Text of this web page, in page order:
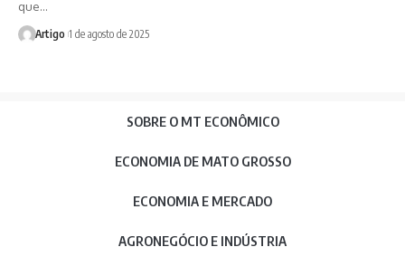
que…
Artigo 1 de agosto de 2025
SOBRE O MT ECONÔMICO
ECONOMIA DE MATO GROSSO
ECONOMIA E MERCADO
AGRONEGÓCIO E INDÚSTRIA